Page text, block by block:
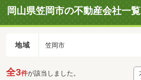
岡山県笠岡市の不動産会社一覧
地域 笠岡市
全3件が該当しました。